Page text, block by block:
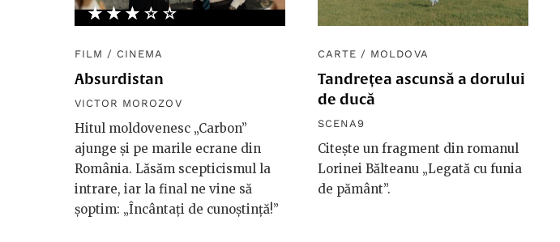
★★★★★
☆☆☆☆☆
FILM / CINEMA
Absurdistan
VICTOR MOROZOV
Hitul moldovenesc „Carbon”
ajunge și pe marile ecrane din
România. Lăsăm scepticismul la
intrare, iar la final ne vine să
șoptim: „Încântați de cunoștință!”
CARTE / MOLDOVA
Tandrețea ascunsă a dorului
de ducă
SCENA9
Citește un fragment din romanul
Lorinei Bălteanu „Legată cu funia
de pământ”.